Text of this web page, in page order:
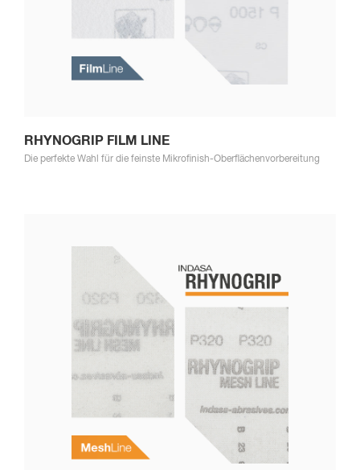
RHYNOGRIP FILM LINE
Die perfekte Wahl für die feinste Mikrofinish-Oberflächenvorbereitung